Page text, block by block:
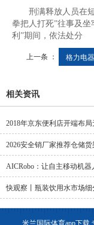
刑满释放人员在短
拳把人打死”往事及坐
利”期间，依法处分
上一条 ：
相关资讯
2018年京东便利店开端布
2026安全销厂家推荐仓储
AICRobo：让自主移动机
快观察丨瓶装饮用水市场细
米兰国际体育app下载,